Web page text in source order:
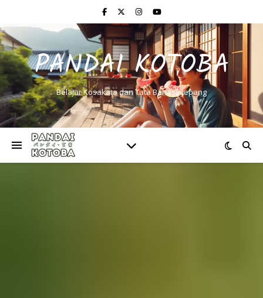
PANDAI KOTOBA
Belajar Kosakata dan Tata Bahasa Jepang